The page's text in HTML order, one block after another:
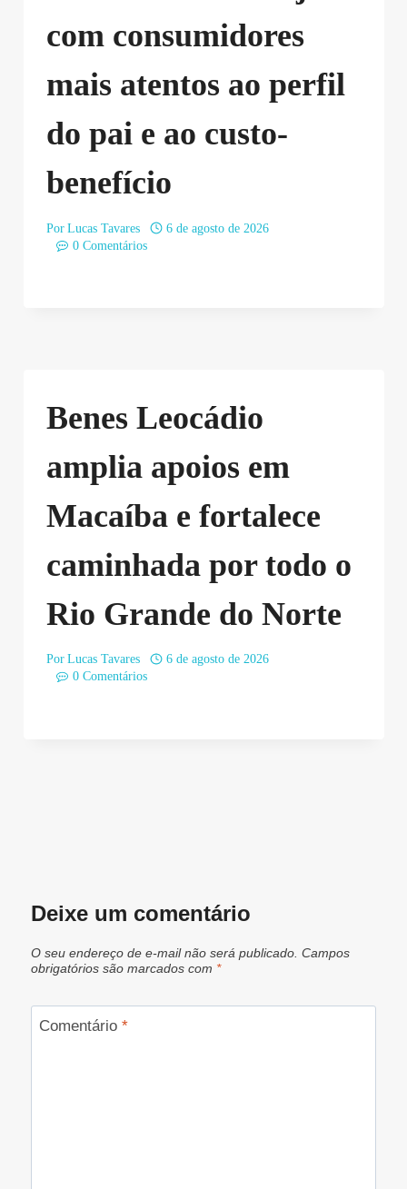
com consumidores
mais atentos ao perfil
do pai e ao custo-
benefício
Por Lucas Tavares
6 de agosto de 2026
0 Comentários
Benes Leocádio
amplia apoios em
Macaíba e fortalece
caminhada por todo o
Rio Grande do Norte
Por Lucas Tavares
6 de agosto de 2026
0 Comentários
Deixe um comentário
O seu endereço de e-mail não será publicado. Campos
obrigatórios são marcados com *
Comentário *